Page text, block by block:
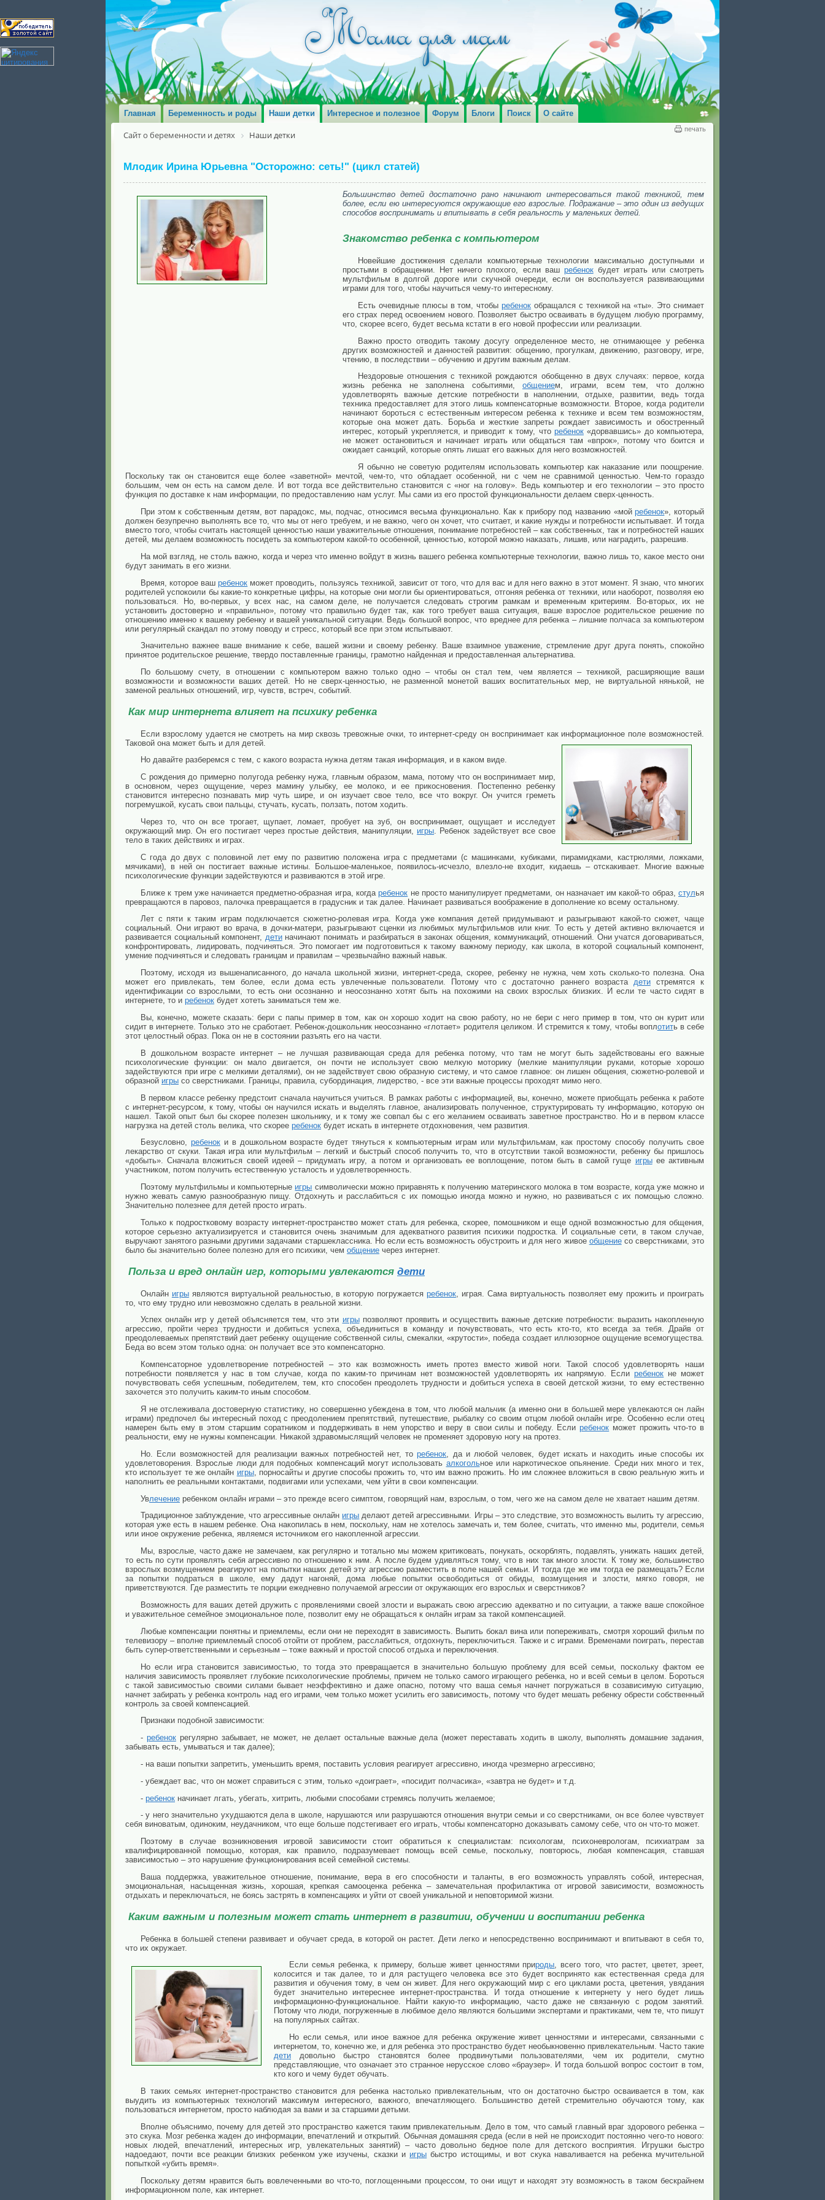
Главная Беременность и роды Наши детки Интересное и полезное Форум Блоги Поиск О сайте
печать
Сайт о беременности и детях Наши детки
Млодик Ирина Юрьевна "Осторожно: сеть!" (цикл статей)
Большинство детей достаточно рано начинают интересоваться такой техникой, тем
более, если ею интересуются окружающие его взрослые. Подражание – это один из ведущих
способов воспринимать и впитывать в себя реальность у маленьких детей.
Знакомство ребенка с компьютером
Новейшие достижения сделали компьютерные технологии максимально доступными и
простыми в обращении. Нет ничего плохого, если ваш ребенокбудет играть или смотреть
мультфильм в долгой дороге или скучной очереди, если он воспользуется развивающими
играми для того, чтобы научиться чему-то интересному.
Есть очевидные плюсы в том, чтобыребенок обращался с техникой на «ты». Это снимает
его страх перед освоением нового. Позволяет быстро осваивать в будущем любую программу,
что, скорее всего, будет весьма кстати в его новой профессии или реализации.
Важно просто отводить такому досугу определенное место, не отнимающее у ребенка
других возможностей и данностей развития: общению, прогулкам, движению, разговору, игре,
чтению, в последствии – обучению и другим важным делам.
Нездоровые отношения с техникой рождаются обобщенно в двух случаях: первое, когда
жизнь ребенка не заполнена событиями, общением, играми, всем тем, что должно
удовлетворять важные детские потребности в наполнении, отдыхе, развитии, ведь тогда
техника предоставляет для этого лишь компенсаторные возможности. Второе, когда родители
начинают бороться с естественным интересом ребенка к технике и всем тем возможностям,
которые она может дать. Борьба и жесткие запреты рождает зависимость и обостренный
интерес, который укрепляется, и приводит к тому, что ребенок«дорвавшись» до компьютера,
не может остановиться и начинает играть или общаться там «впрок», потому что боится и
ожидает санкций, которые опять лишат его важных для него возможностей.
Я обычно не советую родителям использовать компьютер как наказание или поощрение.
Поскольку так он становится еще более «заветной» мечтой, чем-то, что обладает особенной, ни с чем не сравнимой ценностью. Чем-то гораздо
большим, чем он есть на самом деле. И вот тогда все действительно становится с «ног на голову». Ведь компьютер и его технологии – это просто
функция по доставке к нам информации, по предоставлению нам услуг. Мы сами из его простой функциональности делаем сверх-ценность.
При этом к собственным детям, вот парадокс, мы, подчас, относимся весьма функционально. Как к прибору под названию «мойребенок», который
должен безупречно выполнять все то, что мы от него требуем, и не важно, чего он хочет, что считает, и какие нужды и потребности испытывает. И тогда
вместо того, чтобы считать настоящей ценностью наши уважительные отношения, понимание потребностей – как собственных, так и потребностей наших
детей, мы делаем возможность посидеть за компьютером какой-то особенной, ценностью, которой можно наказать, лишив, или наградить, разрешив.
На мой взгляд, не столь важно, когда и через что именно войдут в жизнь вашего ребенка компьютерные технологии, важно лишь то, какое место они
будут занимать в его жизни.
Время, которое вашребенок может проводить, пользуясь техникой, зависит от того, что для вас и для него важно в этот момент. Я знаю, что многих
родителей успокоили бы какие-то конкретные цифры, на которые они могли бы ориентироваться, отгоняя ребенка от техники, или наоборот, позволяя ею
пользоваться. Но, во-первых, у всех нас, на самом деле, не получается следовать строгим рамкам и временным критериям. Во-вторых, их не
установить достоверно и «правильно», потому что правильно будет так, как того требует ваша ситуация, ваше взрослое родительское решение по
отношению именно к вашему ребенку и вашей уникальной ситуации. Ведь большой вопрос, что вреднее для ребенка – лишние полчаса за компьютером
или регулярный скандал по этому поводу и стресс, который все при этом испытывают.
Значительно важнее ваше внимание к себе, вашей жизни и своему ребенку. Ваше взаимное уважение, стремление друг друга понять, спокойно
принятое родительское решение, твердо поставленные границы, грамотно найденная и предоставленная альтернатива.
По большому счету, в отношении с компьютером важно только одно – чтобы он стал тем, чем является – техникой, расширяющие ваши
возможности и возможности ваших детей. Но не сверх-ценностью, не разменной монетой ваших воспитательных мер, не виртуальной нянькой, не
заменой реальных отношений, игр, чувств, встреч, событий.
Как мир интернета влияет на психику ребенка
Если взрослому удается не смотреть на мир сквозь тревожные очки, то интернет-среду он воспринимает как информационное поле возможностей.
Таковой она может быть и для детей.
Но давайте разберемся с тем, с какого возраста нужна детям такая информация, и в каком виде.
С рождения до примерно полугода ребенку нужа, главным образом, мама, потому что он воспринимает мир,
в основном, через ощущение, через мамину улыбку, ее молоко, и ее прикосновения. Постепенно ребенку
становится интересно познавать мир чуть шире, и он изучает свое тело, все что вокруг. Он учится греметь
погремушкой, кусать свои пальцы, стучать, кусать, ползать, потом ходить.
Через то, что он все трогает, щупает, ломает, пробует на зуб, он воспринимает, ощущает и исследует
окружающий мир. Он его постигает через простые действия, манипуляции, игры. Ребенок задействует все свое
тело в таких действиях и играх.
С года до двух с половиной лет ему по развитию положена игра с предметами (с машинками, кубиками, пирамидками, кастрюлями, ложками,
мячиками), в ней он постигает важные истины. Большое-маленькое, появилось-исчезло, влезло-не входит, кидаешь – отскакивает. Многие важные
психологические функции задействуются и развиваются в этой игре.
Ближе к трем уже начинается предметно-образная игра, когдаребенок не просто манипулирует предметами, он назначает им какой-то образ,стулья
превращаются в паровоз, палочка превращается в градусник и так далее. Начинает развиваться воображение в дополнение ко всему остальному.
Лет с пяти к таким играм подключается сюжетно-ролевая игра. Когда уже компания детей придумывают и разыгрывают какой-то сюжет, чаще
социальный. Они играют во врача, в дочки-матери, разыгрывают сценки из любимых мультфильмов или книг. То есть у детей активно включается и
развивается социальный компонент, детиначинают понимать и разбираться в законах общения, коммуникаций, отношений. Они учатся договариваться,
конфронтировать, лидировать, подчиняться. Это помогает им подготовиться к такому важному периоду, как школа, в которой социальный компонент,
умение подчиняться и следовать границам и правилам – чрезвычайно важный навык.
Поэтому, исходя из вышенаписанного, до начала школьной жизни, интернет-среда, скорее, ребенку не нужна, чем хоть сколько-то полезна. Она
может его привлекать, тем более, если дома есть увлеченные пользователи. Потому что с достаточно раннего возраста детистремятся к
идентификации со взрослыми, то есть они осознанно и неосознанно хотят быть на похожими на своих взрослых близких. И если те часто сидят в
интернете, то и ребенок будет хотеть заниматься тем же.
Вы, конечно, можете сказать: бери с папы пример в том, как он хорошо ходит на свою работу, но не бери с него пример в том, что он курит или
сидит в интернете. Только это не сработает. Ребенок-дошкольник неосознанно «глотает» родителя целиком. И стремится к тому, чтобы воплотить в себе
этот целостный образ. Пока он не в состоянии разъять его на части.
В дошкольном возрасте интернет – не лучшая развивающая среда для ребенка потому, что там не могут быть задействованы его важные
психологические функции: он мало двигается, он почти не использует свою мелкую моторику (мелкие манипуляции руками, которые хорошо
задействуются при игре с мелкими деталями), он не задействует свою образную систему, и что самое главное: он лишен общения, сюжетно-ролевой и
образной игры со сверстниками. Границы, правила, субординация, лидерство, - все эти важные процессы проходят мимо него.
В первом классе ребенку предстоит сначала научиться учиться. В рамках работы с информацией, вы, конечно, можете приобщать ребенка к работе
с интернет-ресурсом, к тому, чтобы он научился искать и выделять главное, анализировать полученное, структурировать ту информацию, которую он
нашел. Такой опыт был бы скорее полезен школьнику, и к тому же совпал бы с его желанием осваивать заветное пространство. Но и в первом классе
нагрузка на детей столь велика, что скорее ребенок будет искать в интернете отдохновения, чем развития.
Безусловно, ребеноки в дошкольном возрасте будет тянуться к компьютерным играм или мультфильмам, как простому способу получить свое
лекарство от скуки. Такая игра или мультфильм – легкий и быстрый способ получить то, что в отсутствии такой возможности, ребенку бы пришлось
«добыть». Сначала вложиться своей идеей – придумать игру, а потом и организовать ее воплощение, потом быть в самой гуще игрыее активным
участником, потом получить естественную усталость и удовлетворенность.
Поэтому мультфильмы и компьютерные игры символически можно приравнять к получению материнского молока в том возрасте, когда уже можно и
нужно жевать самую разнообразную пищу. Отдохнуть и расслабиться с их помощью иногда можно и нужно, но развиваться с их помощью сложно.
Значительно полезнее для детей просто играть.
Только к подростковому возрасту интернет-пространство может стать для ребенка, скорее, помошником и еще одной возможностью для общения,
которое серьезно актуализируется и становится очень значимым для адекватного развития психики подростка. И социальные сети, в таком случае,
выручают занятого разными другими задачами старшеклассника. Но если есть возможность обустроить и для него живое общениесо сверстниками, это
было бы значительно более полезно для его психики, чем общение через интернет.
Польза и вред онлайн игр, которыми увлекаются дети
Онлайн игрыявляются виртуальной реальностью, в которую погружается ребенок , играя. Сама виртуальность позволяет ему прожить и проиграть
то, что ему трудно или невозможно сделать в реальной жизни.
Успех онлайн игр у детей объясняется тем, что эти игрыпозволяют проявить и осуществить важные детские потребности: выразить накопленную
агрессию, пройти через трудности и добиться успеха, объединиться в команду и почувствовать, что есть кто-то, кто всегда за тебя. Драйв от
преодолеваемых препятствий дает ребенку ощущение собственной силы, смекалки, «крутости», победа создает иллюзорное ощущение всемогущества.
Беда во всем этом только одна: он получает все это компенсаторно.
Компенсаторное удовлетворение потребностей – это как возможность иметь протез вместо живой ноги. Такой способ удовлетворять наши
потребности появляется у нас в том случае, когда по каким-то причинам нет возможностей удовлетворять их напрямую. Еслиребенок не может
почувствовать себя успешным, победителем, тем, кто способен преодолеть трудности и добиться успеха в своей детской жизни, то ему естественно
захочется это получить каким-то иным способом.
Я не отслеживала достоверную статистику, но совершенно убеждена в том, что любой мальчик (а именно они в большей мере увлекаются он лайн
играми) предпочел бы интересный поход с преодолением препятствий, путешествие, рыбалку со своим отцом любой онлайн игре. Особенно если отец
намерен быть ему в этом старшим соратником и поддерживать в нем упорство и веру в свои силы и победу. Еслиребенок может прожить что-то в
реальности, ему не нужны компенсации. Никакой здравомыслящий человек не променяет здоровую ногу на протез.
Но. Если возможностей для реализации важных потребностей нет, торебенок , да и любой человек, будет искать и находить иные способы их
удовлетоворения. Взрослые люди для подобных компенсаций могут использовать алкогольное или наркотическое опьянение. Среди них много и тех,
кто использует те же онлайн игры, порносайты и другие способы прожить то, что им важно прожить. Но им сложнее вложиться в свою реальную жить и
наполнить ее реальными контактами, подвигами или успехами, чем уйти в свои компенсации.
Увлечение ребенком онлайн играми – это прежде всего симптом, говорящий нам, взрослым, о том, чего же на самом деле не хватает нашим детям.
Традиционное заблуждение, что агрессивные онлайн игры делают детей агрессивными. Игры – это следствие, это возможность вылить ту агрессию,
которая уже есть в нашем ребенке. Она накопилась в нем, поскольку, нам не хотелось замечать и, тем более, считать, что именно мы, родители, семья
или иное окружение ребенка, являемся источником его накопленной агрессии.
Мы, взрослые, часто даже не замечаем, как регулярно и тотально мы можем критиковать, понукать, оскорблять, подавлять, унижать наших детей,
то есть по сути проявлять себя агрессивно по отношению к ним. А после будем удивляться тому, что в них так много злости. К тому же, большинство
взрослых возмущением реагируют на попытки наших детей эту агрессию разместить в поле нашей семьи. И тогда где же им тогда ее размещать? Если
за попытки подраться в школе, ему дадут нагоняй, дома любые попытки освободиться от обиды, возмущения и злости, мягко говоря, не
приветствуются. Где разместить те порции ежедневно получаемой агрессии от окружающих его взрослых и сверстников?
Возможность для ваших детей дружить с проявлениями своей злости и выражать свою агрессию адекватно и по ситуации, а также ваше спокойное
и уважительное семейное эмоциональное поле, позволит ему не обращаться к онлайн играм за такой компенсацией.
Любые компенсации понятны и приемлемы, если они не переходят в зависимость. Выпить бокал вина или попереживать, смотря хороший фильм по
телевизору – вполне приемлемый способ отойти от проблем, расслабиться, отдохнуть, переключиться. Также и с играми. Временами поиграть, перестав
быть супер-ответственными и серьезным – тоже важный и простой способ отдыха и переключения.
Но если игра становится зависимостью, то тогда это превращается в значительно большую проблему для всей семьи, поскольку фактом ее
наличия зависимость проявляет глубокие психологические проблемы, причем не только самого играющего ребенка, но и всей семьи в целом. Бороться
с такой зависимостью своими силами бывает неэффективно и даже опасно, потому что ваша семья начнет погружаться в созависимую ситуацию,
начнет забирать у ребенка контроль над его играми, чем только может усилить его зависимость, потому что будет мешать ребенку обрести собственный
контроль за своей компенсацией.
Признаки подобной зависимости:
- ребенокрегулярно забывает, не может, не делает остальные важные дела (может переставать ходить в школу, выполнять домашние задания,
забывать есть, умываться и так далее);
- на ваши попытки запретить, уменьшить время, поставить условия реагирует агрессивно, иногда чрезмерно агрессивно;
- убеждает вас, что он может справиться с этим, только «доиграет», «посидит полчасика», «завтра не будет» и т.д.
- ребенок начинает лгать, убегать, хитрить, любыми способами стремясь получить желаемое;
- у него значительно ухудшаются дела в школе, нарушаются или разрушаются отношения внутри семьи и со сверстниками, он все более чувствует
себя виноватым, одиноким, неудачником, что еще больше подстегивает его играть, чтобы компенсаторно доказывать самому себе, что он что-то может.
Поэтому в случае возникновения игровой зависимости стоит обратиться к специалистам: психологам, психоневрологам, психиатрам за
квалифицированной помощью, которая, как правило, подразумевает помощь всей семье, поскольку, повторюсь, любая компенсация, ставшая
зависимостью – это нарушение функционирования всей семейной системы.
Ваша поддержка, уважительное отношение, понимание, вера в его способности и таланты, в его возможность управлять собой, интересная,
эмоциональная, насыщенная жизнь, хорошая, крепкая самооценка ребенка – замечательная профилактика от игровой зависимости, возможность
отдыхать и переключаться, не боясь застрять в компенсациях и уйти от своей уникальной и неповторимой жизни.
Каким важным и полезным может стать интернет в развитии, обучении и воспитании ребенка
Ребенка в большей степени развивает и обучает среда, в которой он растет. Дети легко и непосредственно воспринимают и впитывают в себя то,
что их окружает.
Если семья ребенка, к примеру, больше живет ценностями природы, всего того, что растет, цветет, зреет,
колосится и так далее, то и для растущего человека все это будет воспринято как естественная среда для
развития и обучения тому, в чем он живет. Для него окружающий мир с его циклами роста, цветения, увядания
будет значительно интереснее интернет-пространства. И тогда отношение к интернету у него будет лишь
информационно-функциональное. Найти какую-то информацию, часто даже не связанную с родом занятий.
Потому что люди, погруженные в любимое дело являются большими экспертами и практиками, чем те, что пишут
на популярных сайтах.
Но если семья, или иное важное для ребенка окружение живет ценностями и интересами, связанными с
интернетом, то, конечно же, и для ребенка это пространство будет необыкновенно привлекательным. Часто такие
дети довольно быстро становятся более продвинутыми пользователями, чем их родители, смутно
представляющие, что означает это странное нерусское слово «браузер». И тогда большой вопрос состоит в том,
кто кого и чему будет обучать.
В таких семьях интернет-пространство становится для ребенка настолько привлекательным, что он достаточно быстро осваивается в том, как
выудить из компьютерных технологий максимум интересного, важного, впечатляющего. Большинство детей стремительно обучаются тому, как
пользоваться интернетом, просто наблюдая за вами и за старшими детьми.
Вполне объяснимо, почему для детей это пространство кажется таким привлекательным. Дело в том, что самый главный враг здорового ребенка –
это скука. Мозг ребенка жаден до информации, впечатлений и открытий. Обычная домашняя среда (если в ней не происходит постоянно чего-то нового:
новых людей, впечатлений, интересных игр, увлекательных занятий) – часто довольно бедное поле для детского восприятия. Игрушки быстро
надоедают, почти все реакции близких ребенком уже изучены, сказки и игры быстро истощимы, и вот скука наваливается на ребенка мучительной
попыткой «убить время».
Поскольку детям нравится быть вовлеченными во что-то, поглощенными процессом, то они ищут и находят эту возможность в таком бескрайнем
информационном поле, как интернет.